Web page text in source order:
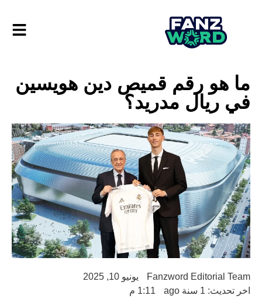
ما هو رقم قميص دين هويسين
في ريال مدريد؟
Fanzword Editorial Team
يونيو 10, 2025
اخر تحديث: 1 سنة ago
1:11 م